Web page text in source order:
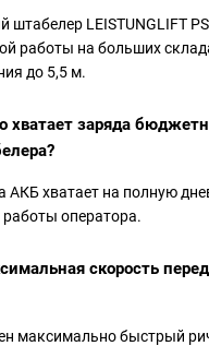
штабелер LEISTUNGLIFT
работы на больших
до 5,5 м.
хватает заряда
АКБ хватает на полную
оператора.
скорость
максимально быстрый